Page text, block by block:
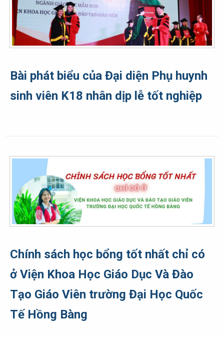
Bài phát biểu của Đại diện Phụ huynh
sinh viên K18 nhân dịp lễ tốt nghiệp
Chính sách học bổng tốt nhất chỉ có
ở Viện Khoa Học Giáo Dục Và Đào
Tạo Giáo Viên trường Đại Học Quốc
Tế Hồng Bàng